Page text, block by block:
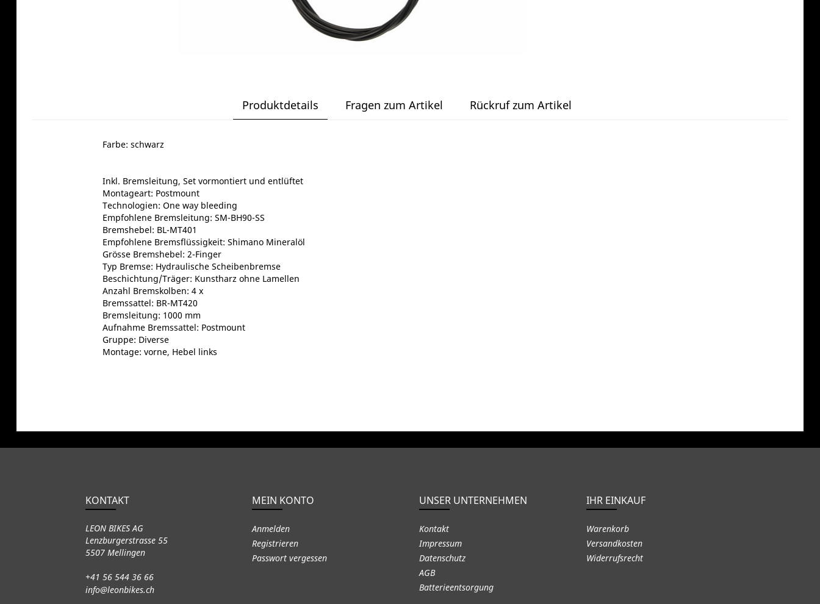
Produktdetails Fragen zum Artikel Rückruf zum Artikel
Farbe: schwarz
Inkl. Bremsleitung, Set vormontiert und entlüftet
Montageart: Postmount
Technologien: One way bleeding
Empfohlene Bremsleitung: SM-BH90-SS
Bremshebel: BL-MT401
Empfohlene Bremsflüssigkeit: Shimano Mineralöl
Grösse Bremshebel: 2-Finger
Typ Bremse: Hydraulische Scheibenbremse
Beschichtung/Träger: Kunstharz ohne Lamellen
Anzahl Bremskolben: 4 x
Bremssattel: BR-MT420
Bremsleitung: 1000 mm
Aufnahme Bremssattel: Postmount
Gruppe: Diverse
Montage: vorne, Hebel links
KONTAKT
LEON BIKES AG
Lenzburgerstrasse 55
5507 Mellingen
+41 56 544 36 66
info@leonbikes.ch
MEIN KONTO
Anmelden
Registrieren
Passwort vergessen
UNSER UNTERNEHMEN
Kontakt
Impressum
Datenschutz
AGB
Batterieentsorgung
IHR EINKAUF
Warenkorb
Versandkosten
Widerrufsrecht